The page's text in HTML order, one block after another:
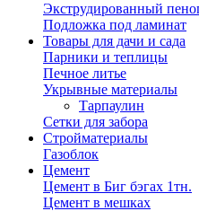
Экструдированный
Подложка под ламинат
Товары для дачи и сада
Парники и теплицы
Печное литье
Укрывные материалы
Тарпаулин
Сетки для забора
Стройматериалы
Газоблок
Цемент
Цемент в Биг бэгах 1тн.
Цемент в мешках